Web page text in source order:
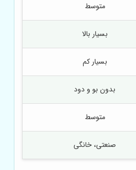
متوسط
بسیار بالا
بسیار کم
بدون بو و دود
متوسط
صنعتی، خانگی